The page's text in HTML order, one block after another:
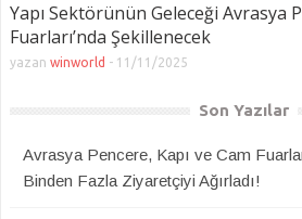
Yapı Sektörünün Geleceği Avrasya
Fuarları’nda Şekillenecek
yazan winworld - 11/11/2025
Son Yazılar
Avrasya Pencere, Kapı ve Cam
Binden Fazla Ziyaretçiyi Ağırladı!